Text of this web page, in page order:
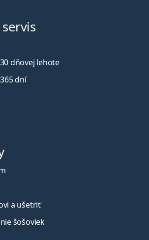
dňovej lehote
dní
a ušetriť
šošoviek